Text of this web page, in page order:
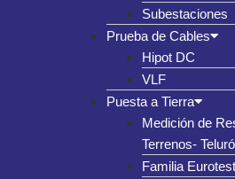
Subestaciones
Prueba de Cables
Hipot DC
VLF
Puesta a Tierra
Medición de
Terrenos-
Familia Eurotest